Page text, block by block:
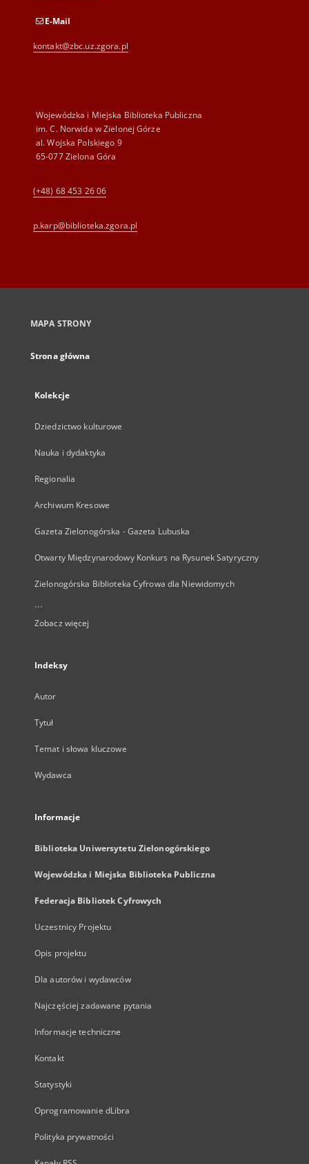
E-Mail
kontakt@zbc.uz.zgora.pl
Wojewódzka i Miejska Biblioteka Publiczna
im. C. Norwida w Zielonej Górze
al. Wojska Polskiego 9
65-077 Zielona Góra
(+48) 68 453 26 06
p.karp@biblioteka.zgora.pl
MAPA STRONY
Strona główna
Kolekcje
Dziedzictwo kulturowe
Nauka i dydaktyka
Regionalia
Archiwum Kresowe
Gazeta Zielonogórska - Gazeta Lubuska
Otwarty Międzynarodowy Konkurs na Rysunek Satyryczny
Zielonogórska Biblioteka Cyfrowa dla Niewidomych
...
Zobacz więcej
Indeksy
Autor
Tytuł
Temat i słowa kluczowe
Wydawca
Informacje
Biblioteka Uniwersytetu Zielonogórskiego
Wojewódzka i Miejska Biblioteka Publiczna
Federacja Bibliotek Cyfrowych
Uczestnicy Projektu
Opis projektu
Dla autorów i wydawców
Najczęściej zadawane pytania
Informacje techniczne
Kontakt
Statystyki
Oprogramowanie dLibra
Polityka prywatności